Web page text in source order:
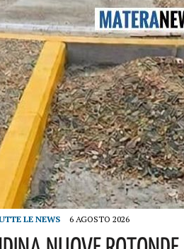
LE NEWS 6 AGOSTO 2026